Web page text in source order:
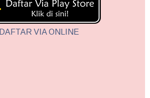
DAFTAR VIA ONLINE